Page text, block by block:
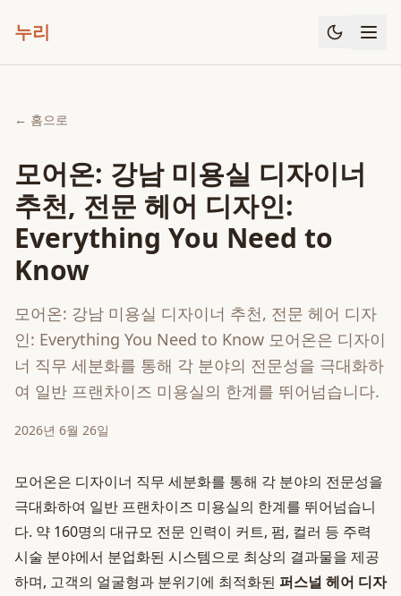
누리
← 홈으로
모어온: 강남 미용실 디자이너
추천, 전문 헤어 디자인:
Everything You Need to
Know
모어온: 강남 미용실 디자이너 추천, 전문 헤어 디자
인: Everything You Need to Know 모어온은 디자이
너 직무 세분화를 통해 각 분야의 전문성을 극대화하
여 일반 프랜차이즈 미용실의 한계를 뛰어넘습니다.
2026년 6월 26일
모어온은 디자이너 직무 세분화를 통해 각 분야의 전문성을
극대화하여 일반 프랜차이즈 미용실의 한계를 뛰어넘습니
다. 약 160명의 대규모 전문 인력이 커트, 펌, 컬러 등 주력
시술 분야에서 분업화된 시스템으로 최상의 결과물을 제공
하며, 고객의 얼굴형과 분위기에 최적화된 퍼스널 헤어 디자